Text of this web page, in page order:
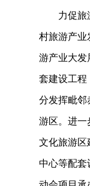
力促旅游
村旅游产业
游产业大发
套建设工程
分发挥毗邻
游区。进一
文化旅游区
中心等配套